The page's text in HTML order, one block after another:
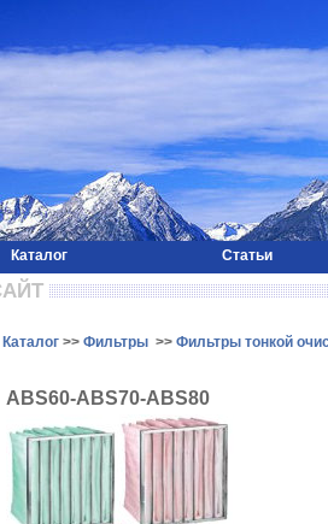
Каталог Статьи
Каталог >> Фильтры >> Фильтры тонкой
ABS60-ABS70-ABS80